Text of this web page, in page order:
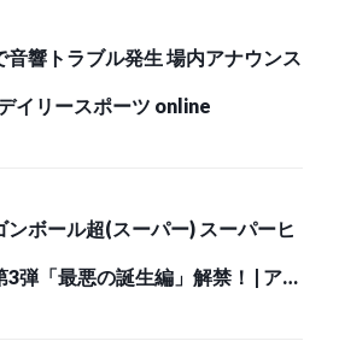
音響トラブル発生 場内アナウンス
イリースポーツ online
ンボール超(スーパー) スーパーヒ
弾「最悪の誕生編」解禁！ | アニ